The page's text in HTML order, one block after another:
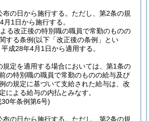
の日から施行する。 ただし、第2条の規
1日から施行する。
る改正後の特別職の職員で常勤のものの
する条例(以下「改正後の条例」とい
成28年4月1日から適用する。
規定を適用する場合においては、第1条の
の特別職の職員で常勤のものの給与及び
の規定に基づいて支給された給与は、改
による給与の内払とみなす。
30年条例第6号)
の日から施行する。 ただし、第2条の規